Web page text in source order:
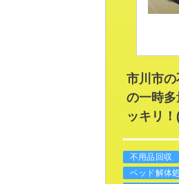
市川市
の一時
ッキリ
不用品回収
ベッド解体